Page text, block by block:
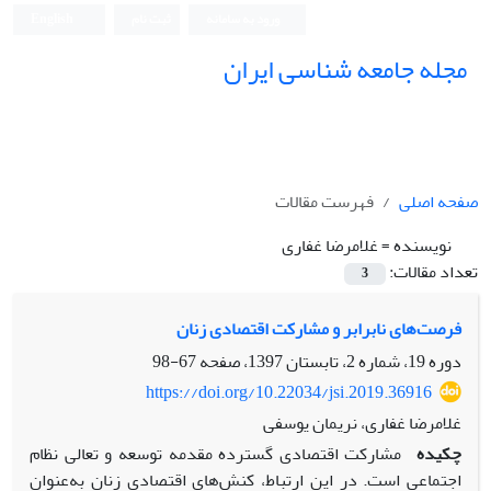
مجله جامعه شناسی ایران
صفحه اصلی
فهرست مقالات
نویسنده =غلامرضا غفاری
تعداد مقالات:
3
فرصت‌های نابرابر و مشارکت اقتصادی زنان
دوره 19، شماره 2، تابستان 1397، صفحه
67-98
https://doi.org/10.22034/jsi.2019.36916
غلامرضا غفاری، نریمان یوسفی
چکیده مشارکت اقتصادی گسترده مقدمه توسعه و تعالی نظام
اجتماعی است. در این ارتباط، کنش‌های اقتصادی زنان به‌عنوان